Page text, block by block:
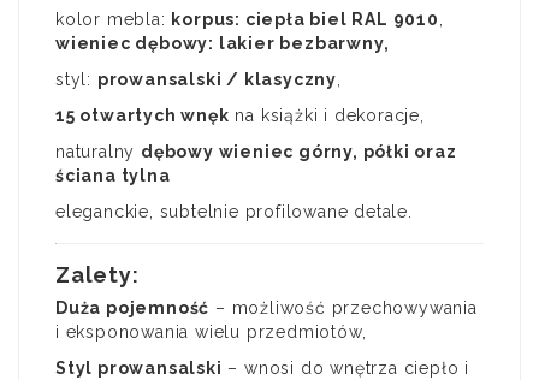
kolor mebla: korpus: ciepła biel RAL 9010
wieniec dębowy: lakier bezbarwny,
styl: prowansalski / klasyczny
15 otwartych wnęk na książki i dekoracje,
naturalny dębowy wieniec górny, półki oraz
ściana tylna
eleganckie, subtelnie profilowane detale.
Zalety:
Duża pojemność – możliwość przechowywania
i eksponowania wielu przedmiotów,
Styl prowansalski – wnosi do wnętrza ciepło i